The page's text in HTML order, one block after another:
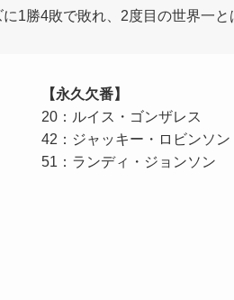
1勝4敗で敗れ、2度目の世界一と
【永久欠番】
20：ルイス・ゴンザレス
42：ジャッキー・ロビンソン
51：ランディ・ジョンソン